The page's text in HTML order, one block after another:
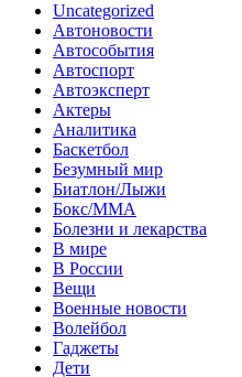
Uncategorized
Автоновости
Автособытия
Автоспорт
Автоэксперт
Актеры
Аналитика
Баскетбол
Безумный мир
Биатлон/Лыжи
Бокс/MMA
Болезни и лекарства
В мире
В России
Вещи
Военные новости
Волейбол
Гаджеты
Дети